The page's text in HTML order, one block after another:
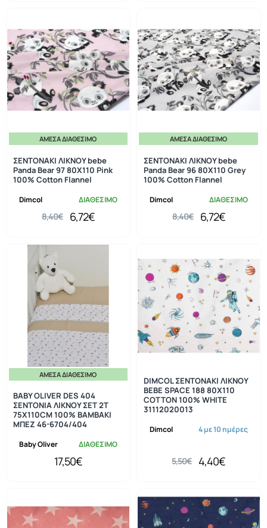
ΆΜΕΣΑ ΔΙΑΘΈΣΙΜΟ
Dimcol ΔΙΑΘΕΣΙΜΟ
ΣΕΝΤΟΝΑΚΙ ΛΙΚΝΟΥ bebe
Panda Bear 97 80X110 Pink
100% Cotton Flannel
6,72€
8,40€
ΆΜΕΣΑ ΔΙΑΘΈΣΙΜΟ
Dimcol ΔΙΑΘΕΣΙΜΟ
ΣΕΝΤΟΝΑΚΙ ΛΙΚΝΟΥ bebe
Panda Bear 96 80X110 Grey
100% Cotton Flannel
6,72€
8,40€
ΆΜΕΣΑ ΔΙΑΘΈΣΙΜΟ
Baby Oliver ΔΙΑΘΕΣΙΜΟ
BABY OLIVER DES 404
ΣΕΝΤΟΝΙΑ ΛΙΚΝΟΥ ΣΕΤ 2Τ
75X110CM 100% ΒΑΜΒΑΚΙ
ΜΠΕΖ 46-6704/404
17,50€
-20%
Dimcol 4 με 10 ημέρες
DIMCOL ΣΕΝΤΟΝΑΚΙ ΛΙΚΝΟΥ
BEBE SPACE 188 80Χ110
COTTON 100% WHITE
31112020013
4,40€
5,50€